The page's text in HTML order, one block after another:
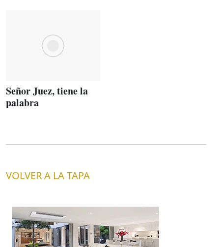
Señor Juez, tiene la
palabra
VOLVER A LA TAPA